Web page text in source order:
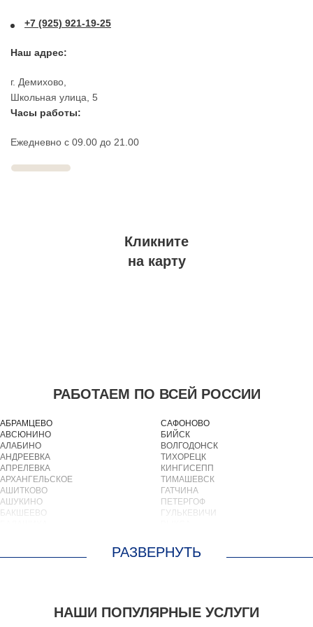
+7 (925) 921-19-25
Наш адрес:
г. Демихово,
Школьная улица, 5
Часы работы:
Ежедневно с 09.00 до 21.00
Кликните
на карту
РАБОТАЕМ ПО ВСЕЙ РОССИИ
АБРАМЦЕВО
АВСЮНИНО
АЛАБИНО
АНДРЕЕВКА
АПРЕЛЕВКА
АРХАНГЕЛЬСКОЕ
АШИТКОВО
АШУКИНО
БАКШЕЕВО
БЕЛООЗЕРСКИЙ
БОЛЬШИЕ ДВОРЫ
САФОНОВО
БИЙСК
ВОЛГОДОНСК
ТИХОРЕЦК
КИНГИСЕПП
ТИМАШЕВСК
ГАТЧИНА
ПЕТЕРГОФ
ГУЛЬКЕВИЧИ
ВЫБОРГ
ТУАПСЕ
НАХОДКА
НАШИ ПОПУЛЯРНЫЕ УСЛУГИ